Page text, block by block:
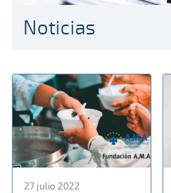
Noticias
27 julio 2022